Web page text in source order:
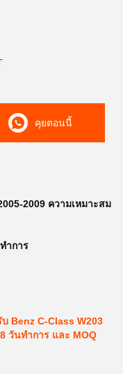
คุยตอนนี้
2009 ความเหมาะสม
ำการ
Benz C-Class W203
วันทําการ และ MOQ